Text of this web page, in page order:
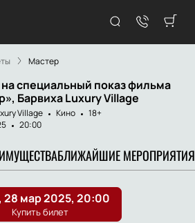
Мастер
специальный показ фильма
Барвиха Luxury Village
Village Кино
18+
20:00
БЛИЖАЙШИЕ МЕРОПРИЯТИЯ